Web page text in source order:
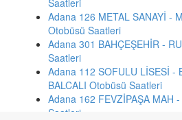
Saatleri
Adana 126 METAL SANAYİ -
Otobüsü Saatleri
Adana 301 BAHÇEŞEHİR -
Saatleri
Adana 112 SOFULU LİSESİ -
BALCALI Otobüsü Saatleri
Adana 162 FEVZİPAŞA MAH
Saatleri